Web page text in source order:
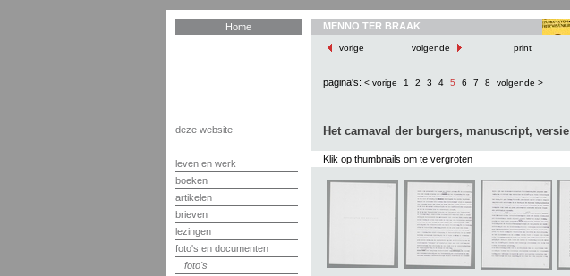
Home
deze website
leven en werk
boeken
artikelen
brieven
lezingen
foto's en documenten
foto's
MENNO TER BRAAK
vorige volgende print
pagina's: < vorige 1 2 3 4 5 6 7 8 volgende >
Het carnaval der burgers, manuscript, versie I
Klik op thumbnails om te vergroten